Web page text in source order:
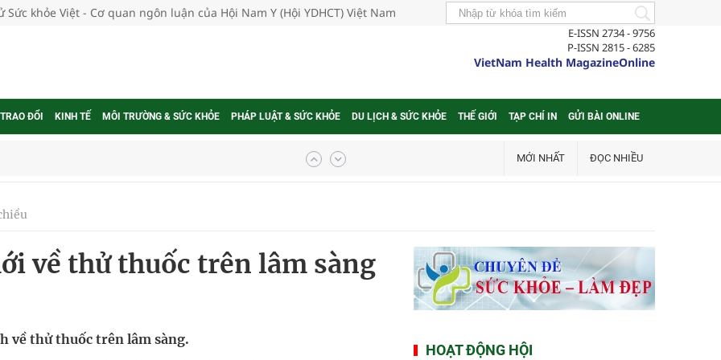
Sức khỏe Việt - Cơ quan ngôn luận của Hội Nam Y (Hội YDHCT) Việt Nam
E-ISSN 2734 - 9756
P-ISSN 2815 - 6285
VietNam Health MagazineOnline
ĐỔI KINH TẾ MÔI TRƯỜNG & SỨC KHỎE PHÁP LUẬT & SỨC KHỎE DU LỊCH & SỨC KHỎE THẾ GIỚI TẠP CHÍ IN GỬI BÀI ONLINE
cực hiệu quả
gia
MỚI NHẤT ĐỌC NHIỀU
về thử thuốc trên lâm sàng
về thử thuốc trên lâm sàng.
HOẠT ĐỘNG HỘI